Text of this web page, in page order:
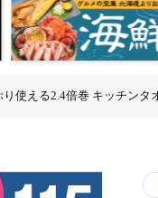
り使える2.4倍巻 キッチン